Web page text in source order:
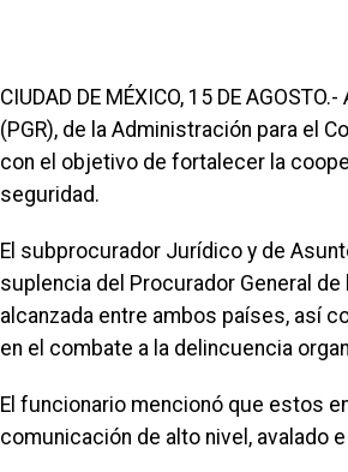
CIUDAD DE MÉXICO, 15 DE
(PGR), de la Administración para el
con el objetivo de fortalecer la
seguridad.
El subprocurador Jurídico y de
suplencia del Procurador General
alcanzada entre ambos países, así
en el combate a la delincuencia
El funcionario mencionó que estos
comunicación de alto nivel, avalado